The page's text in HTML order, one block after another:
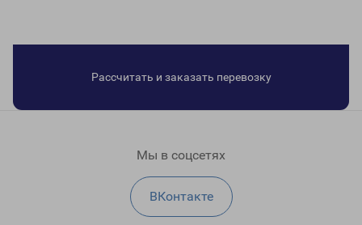
Рассчитать и заказать перевозку
Мы в соцсетях
ВКонтакте